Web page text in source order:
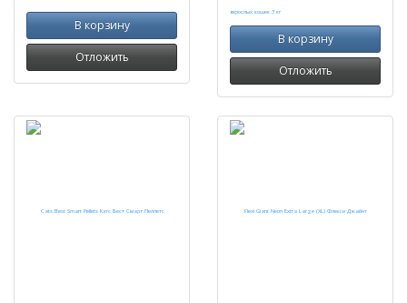
В корзину
Отложить
В корзину
Отложить